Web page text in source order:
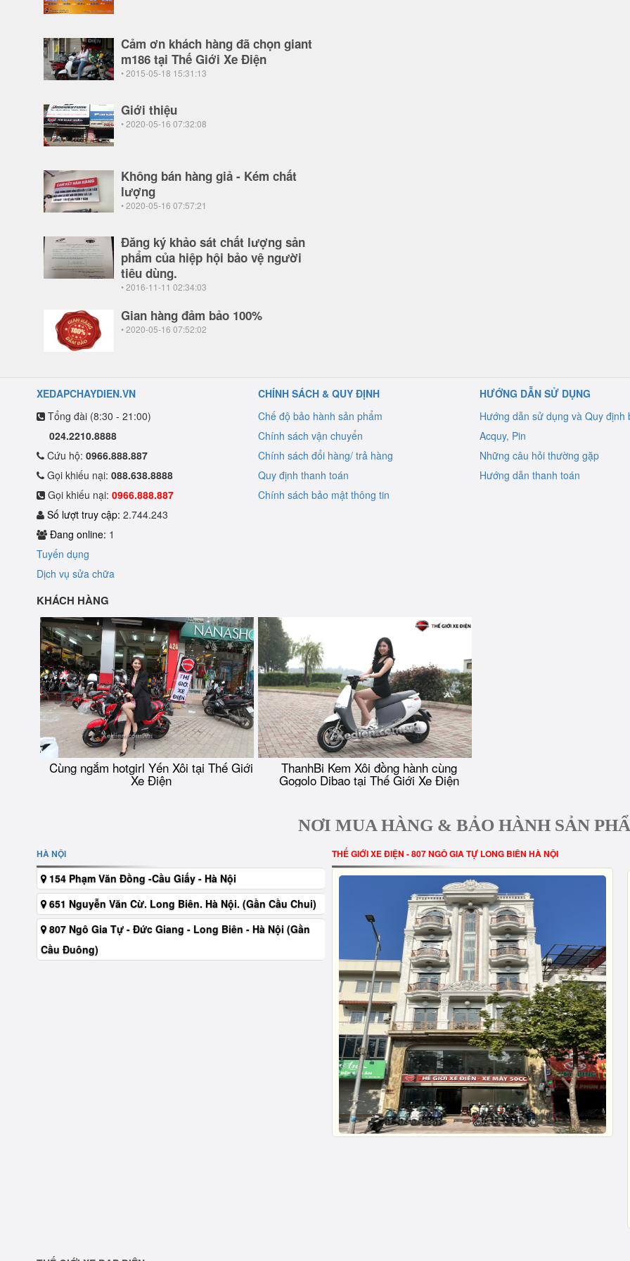
Cảm ơn khách hàng đã chọn giant
m186 tại Thế Giới Xe Điện
• 2015-05-18 15:31:13
Giới thiệu
• 2020-05-16 07:32:08
Không bán hàng giả - Kém chất
lượng
• 2020-05-16 07:57:21
Đăng ký khảo sát chất lượng sản
phẩm của hiệp hội bảo vệ người
tiêu dùng.
• 2016-11-11 02:34:03
Gian hàng đảm bảo 100%
• 2020-05-16 07:52:02
XEDAPCHAYDIEN.VN
Tổng đài (8:30 - 21:00)
024.2210.8888
Cứu hộ: 0966.888.887
Gọi khiếu nại: 088.638.8888
Gọi khiếu nại: 0966.888.887
Số lượt truy cập: 2.744.243
Đang online: 1
Tuyến dụng
Dịch vụ sửa chữa
CHÍNH SÁCH & QUY ĐỊNH
Chế độ bảo hành sản phẩm
Chính sách vận chuyển
Chính sách đổi hàng/ trả hàng
Quy định thanh toán
Chính sách bảo mật thông tin
HƯỚNG DẪN SỬ DỤNG
Hướng dẫn sử dụng và Quy định
Acquy, Pin
Những câu hỏi thường gặp
Hướng dẫn thanh toán
KHÁCH HÀNG
Cùng ngắm hotgirl Yến Xôi tại Thế Giới
Xe Điện
ThanhBi Kem Xôi đồng hành cùng
Gogolo Dibao tại Thế Giới Xe Điện
NƠI MUA HÀNG & BẢO HÀNH SẢN
HÀ NỘI
154 Phạm Văn Đồng -Cầu Giấy - Hà Nội
651 Nguyễn Văn Cừ. Long Biên. Hà Nội. (Gần Cầu Chui)
807 Ngô Gia Tự - Đức Giang - Long Biên - Hà Nội (Gần
Cầu Đuông)
THẾ GIỚI XE ĐIỆN - 807 NGÔ GIA TỰ LONG BIÊN HÀ NỘI